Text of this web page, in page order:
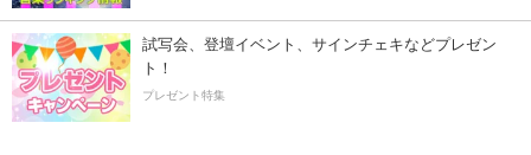
試写会、登壇イベント、サインチェキなどプレゼン
ト！
プレゼント特集